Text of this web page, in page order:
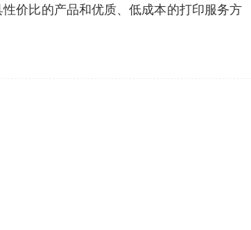
价比的产品和优质、低成本的打印服务方